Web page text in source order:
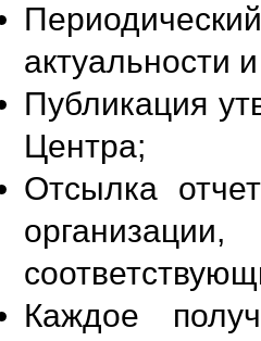
актуальности
Публикация
Центра;
Отсылка
Каждое